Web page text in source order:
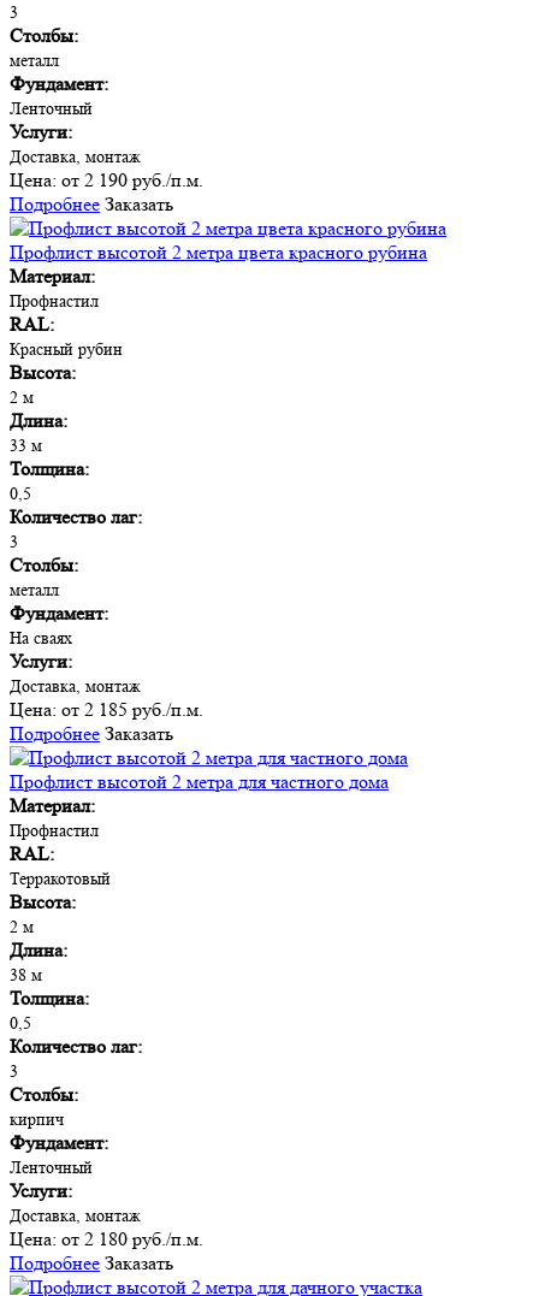
3
Столбы:
металл
Фундамент:
Ленточный
Услуги:
Доставка, монтаж
Цена: от 2 190 руб./п.м.
Подробнее Заказать
Профлист высотой 2 метра цвета красного рубина
Материал:
Профнастил
RAL:
Красный рубин
Высота:
2 м
Длина:
33 м
Толщина:
0,5
Количество лаг:
3
Столбы:
металл
Фундамент:
На сваях
Услуги:
Доставка, монтаж
Цена: от 2 185 руб./п.м.
Подробнее Заказать
Профлист высотой 2 метра для частного дома
Материал:
Профнастил
RAL:
Терракотовый
Высота:
2 м
Длина:
38 м
Толщина:
0,5
Количество лаг:
3
Столбы:
кирпич
Фундамент:
Ленточный
Услуги:
Доставка, монтаж
Цена: от 2 180 руб./п.м.
Подробнее Заказать